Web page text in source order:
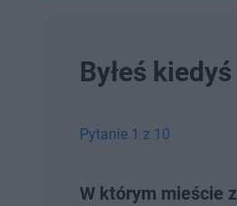
Byłeś
Pytanie 1 z 10
W którym mieście